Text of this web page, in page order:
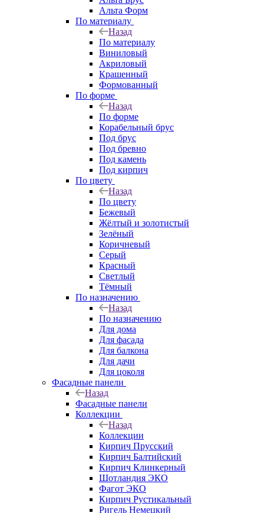
Альта Форм
По материалу
Назад
По материалу
Виниловый
Акриловый
Крашенный
Формованный
По форме
Назад
По форме
Корабельный брус
Под брус
Под бревно
Под камень
Под кирпич
По цвету
Назад
По цвету
Бежевый
Жёлтый и золотистый
Зелёный
Коричневый
Серый
Красный
Светлый
Тёмный
По назначению
Назад
По назначению
Для дома
Для фасада
Для балкона
Для дачи
Для цоколя
Фасадные панели
Назад
Фасадные панели
Коллекции
Назад
Коллекции
Кирпич Прусский
Кирпич Балтийский
Кирпич Клинкерный
Шотландия ЭКО
Фагот ЭКО
Кирпич Рустикальный
Ригель Немецкий